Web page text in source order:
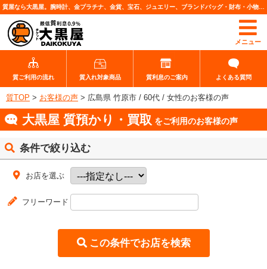
メニュー
質ご利用の流れ 質入れ対象商品 質利息のご案内 よくある質問
質TOP > お客様の声 > 広島県 竹原市 / 60代 / 女性のお客様の声
大黒屋 質預かり・買取 をご利用のお客様の声
条件で絞り込む
お店を選ぶ
フリーワード